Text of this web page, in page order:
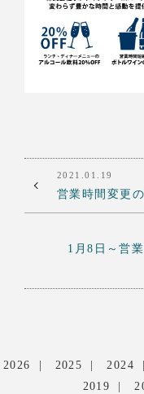
2021.01.19
営業時間変更
1月8日～営
2026 2025 2024
2019